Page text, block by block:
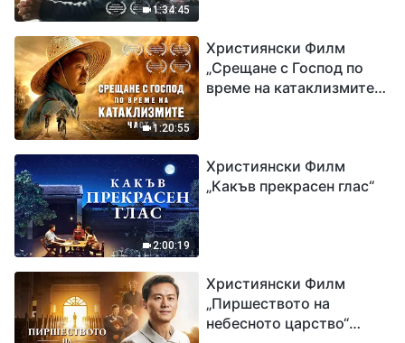
1:34:45
1:20:55
Християнски Филм
„Срещане с Господ по
време на катаклизмите“
2:00:19
Християнски Филм
„Какъв прекрасен глас“
Християнски Филм
„Пиршеството на
небесното царство“